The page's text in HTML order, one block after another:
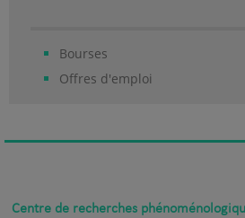
Bourses
Offres d'emploi
Centre de recherches